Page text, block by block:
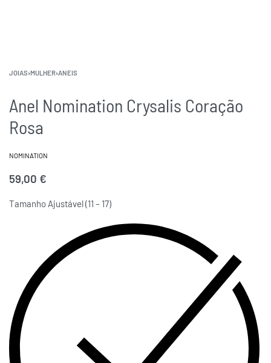
JOIAS›MULHER›ANEIS
Anel Nomination Crysalis Coração
Rosa
NOMINATION
59,00 €
Tamanho Ajustável (11 – 17)